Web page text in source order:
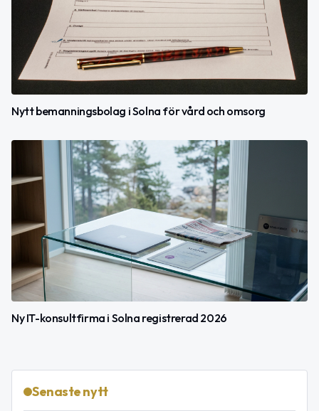
Nytt bemanningsbolag i Solna för vård och omsorg
Ny IT-konsultfirma i Solna registrerad 2026
Senaste nytt